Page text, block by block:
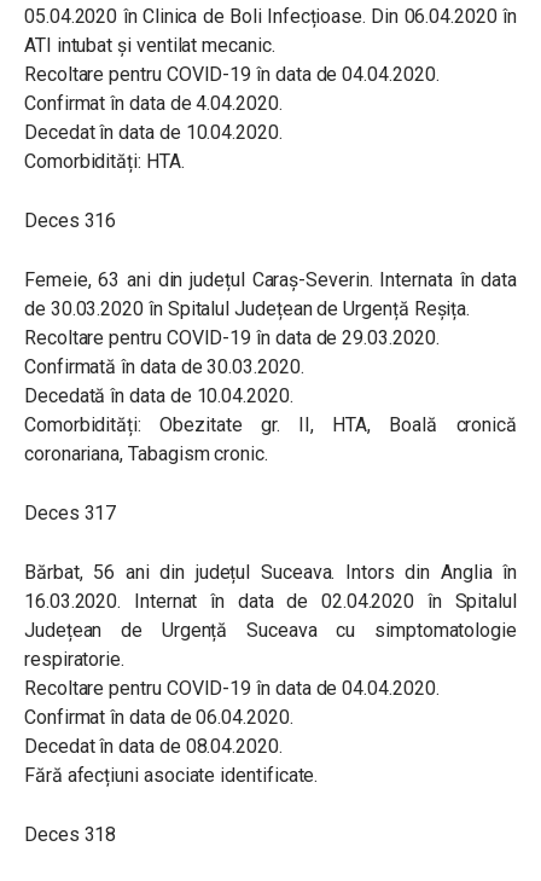
05.04.2020 în Clinica de Boli Infecțioase. Din 06.04.2020 în
ATI intubat și ventilat mecanic.
Recoltare pentru COVID-19 în data de 04.04.2020.
Confirmat în data de 4.04.2020.
Decedat în data de 10.04.2020.
Comorbidități: HTA.
Deces 316
Femeie, 63 ani din județul Caraș-Severin. Internata în data
de 30.03.2020 în Spitalul Județean de Urgență Reșița.
Recoltare pentru COVID-19 în data de 29.03.2020.
Confirmată în data de 30.03.2020.
Decedată în data de 10.04.2020.
Comorbidități: Obezitate gr. II, HTA, Boală cronică
coronariana, Tabagism cronic.
Deces 317
Bărbat, 56 ani din județul Suceava. Intors din Anglia în
16.03.2020. Internat în data de 02.04.2020 în Spitalul
Județean de Urgență Suceava cu simptomatologie
respiratorie.
Recoltare pentru COVID-19 în data de 04.04.2020.
Confirmat în data de 06.04.2020.
Decedat în data de 08.04.2020.
Fără afecțiuni asociate identificate.
Deces 318